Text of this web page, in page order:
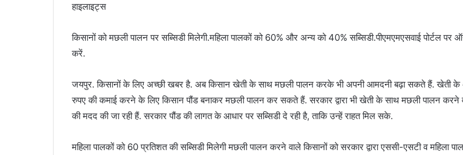
हाइलाइट्स
किसानों को मछली पालन पर सब्सिडी मिलेगी.महिला पालकों को 60% और अन्य को 40% सब्सिडी.पीएमएमएसवाई पोर्टल
करें.
जयपुर. किसानों के लिए अच्छी खबर है. अब किसान खेती के साथ मछली पालन करके भी अपनी आमदनी बढ़ा सकते हैं. खेती के
रुपए की कमाई करने के लिए किसान पौंड बनाकर मछली पालन कर सकते हैं. सरकार द्वारा भी खेती के साथ मछली पालन करने
की मदद की जा रही हैं. सरकार पौंड की लागत के आधार पर सब्सिडी दे रही है, ताकि उन्हें राहत मिल सके.
महिला पालकों को 60 प्रतिशत की सब्सिडी मिलेगी मछली पालन करने वाले किसानों को सरकार द्वारा एससी-एसटी व महिला